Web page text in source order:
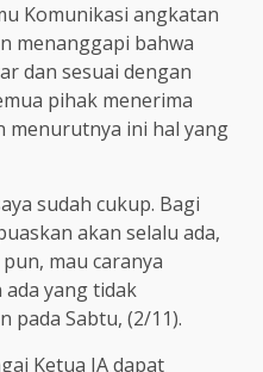
Komunikasi angkatan
menanggapi bahwa
dan sesuai dengan
pihak menerima
menurutnya ini hal yang
sudah cukup. Bagi
akan selalu ada,
mau caranya
yang tidak
pada Sabtu, (2/11).
Ketua IA dapat